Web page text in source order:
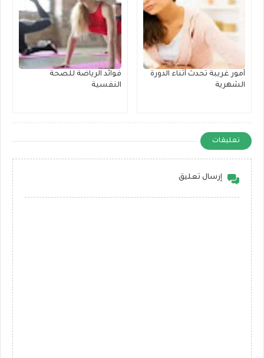
أمور غريبة تحدث أثناء الدورة
الشهرية
فوائد الرياضة للصحة
النفسية
تعليقات
إرسال تعليق